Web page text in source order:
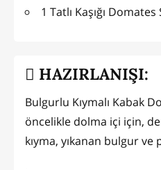
1 Tatlı Kaşığı Domates
HAZIRLANIŞI:
Bulgurlu Kıymalı Kabak
öncelikle dolma içi için,
kıyma, yıkanan bulgur